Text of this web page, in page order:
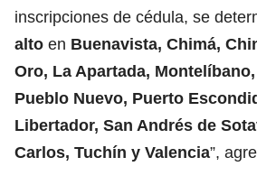
inscripciones de cédula, se
alto en Buenavista, Chimá,
Oro, La Apartada,
Pueblo Nuevo, Puerto
Libertador, San Andrés de
Carlos, Tuchín y Valencia”,